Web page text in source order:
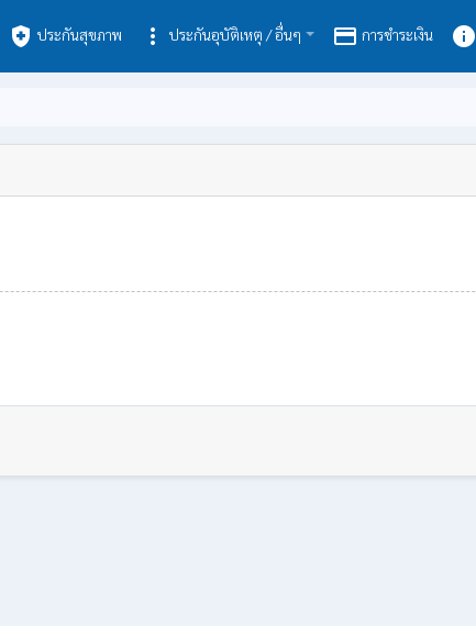
health_and_safety ประกันสุขภาพ more_vert ประกันอุบัติเหตุ / อื่นๆ payment การชำระเงิน info